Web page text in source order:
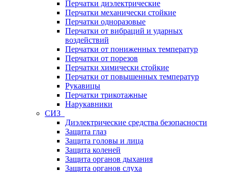
Перчатки диэлектрические
Перчатки механически стойкие
Перчатки одноразовые
Перчатки от вибраций и ударных
воздействий
Перчатки от пониженных температур
Перчатки от порезов
Перчатки химически стойкие
Перчатки от повышенных температур
Рукавицы
Перчатки трикотажные
Нарукавники
СИЗ
Диэлектрические средства безопасности
Защита глаз
Защита головы и лица
Защита коленей
Защита органов дыхания
Защита органов слуха